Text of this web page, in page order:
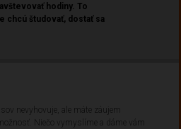
hodiny. To
chcú študovať, dostať sa
nevyhovuje, ale máte záujem
Niečo vymyslíme a dáme vám